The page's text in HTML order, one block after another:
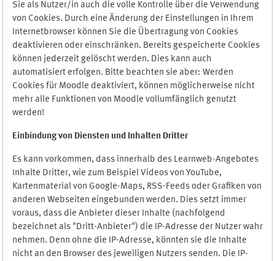
Sie als Nutzer/in auch die volle Kontrolle über die Verwendung
von Cookies. Durch eine Änderung der Einstellungen in Ihrem
Internetbrowser können Sie die Übertragung von Cookies
deaktivieren oder einschränken. Bereits gespeicherte Cookies
können jederzeit gelöscht werden. Dies kann auch
automatisiert erfolgen. Bitte beachten sie aber: Werden
Cookies für Moodle deaktiviert, können möglicherweise nicht
mehr alle Funktionen von Moodle vollumfänglich genutzt
werden!
Einbindung von Diensten und Inhalten Dritter
Es kann vorkommen, dass innerhalb des Learnweb-Angebotes
Inhalte Dritter, wie zum Beispiel Videos von YouTube,
Kartenmaterial von Google-Maps, RSS-Feeds oder Grafiken von
anderen Webseiten eingebunden werden. Dies setzt immer
voraus, dass die Anbieter dieser Inhalte (nachfolgend
bezeichnet als "Dritt-Anbieter") die IP-Adresse der Nutzer wahr
nehmen. Denn ohne die IP-Adresse, könnten sie die Inhalte
nicht an den Browser des jeweiligen Nutzers senden. Die IP-